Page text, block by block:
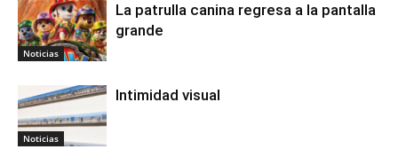
Noticias
La patrulla canina regresa a la pantalla
grande
Noticias
Intimidad visual